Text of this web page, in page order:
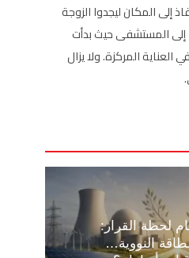
إلى المكان ليجدوا الزوجة
المستشفى حيث بدأت
العناية المركزة. ولا يزال
لحظة القرار:
النووية…